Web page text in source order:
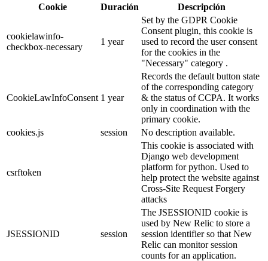
Cookie
Duración Descripción
cookielawinfo-
checkbox-necessary
1 year
Set by the GDPR Cookie
Consent plugin, this cookie is
used to record the user consent
for the cookies in the
"Necessary" category .
CookieLawInfoConsent 1 year
Records the default button state
of the corresponding category
& the status of CCPA. It works
only in coordination with the
primary cookie.
cookies.js
session No description available.
csrftoken
This cookie is associated with
Django web development
platform for python. Used to
help protect the website against
Cross-Site Request Forgery
attacks
JSESSIONID session
The JSESSIONID cookie is
used by New Relic to store a
session identifier so that New
Relic can monitor session
counts for an application.